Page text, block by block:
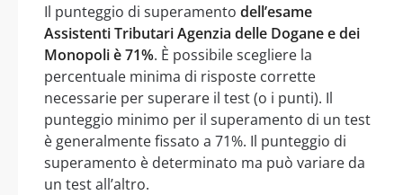
Il punteggio di superamento dell’esame
Assistenti Tributari Agenzia delle Dogane e dei
Monopoli è 71%. È possibile scegliere la
percentuale minima di risposte corrette
necessarie per superare il test (o i punti). Il
punteggio minimo per il superamento di un test
è generalmente fissato a 71%. Il punteggio di
superamento è determinato ma può variare da
un test all’altro.